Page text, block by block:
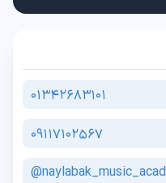
01342683101
09117102567